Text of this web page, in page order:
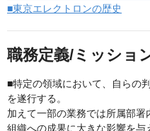
■東京エレクトロンの歴史
職務定義/ミッショ
■特定の領域において、自らの
を遂行する。
加えて一部の業務では所属部
組織への成果に大きな影響を与